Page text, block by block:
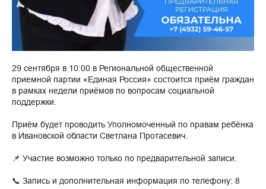
29 сентября в 10:00 в Региональной общественной
приемной партии «Единая Россия» состоится приём граждан
в рамках недели приёмов по вопросам социальной
поддержки.
Приём будет проводить Уполномоченный по правам ребёнка
в Ивановской области Светлана Протасевич.
📌 Участие возможно только по предварительной записи.
📞 Запись и дополнительная информация по телефону: 8